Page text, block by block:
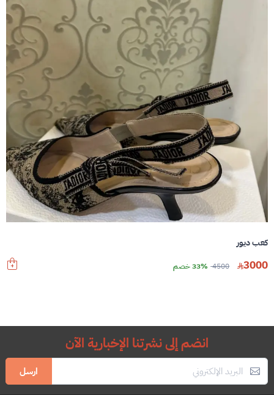
كعب ديور
3000
4500 33% خصم
انضم إلى نشرتنا الإخبارية الآن
ارسل